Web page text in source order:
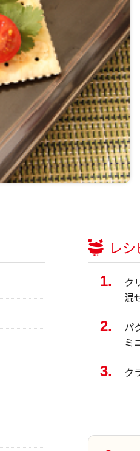
レ
ク
混
パ
ミ
ク